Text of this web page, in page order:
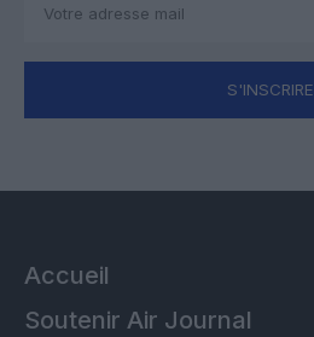
S'INSCRIRE
Accueil
Soutenir Air Journal